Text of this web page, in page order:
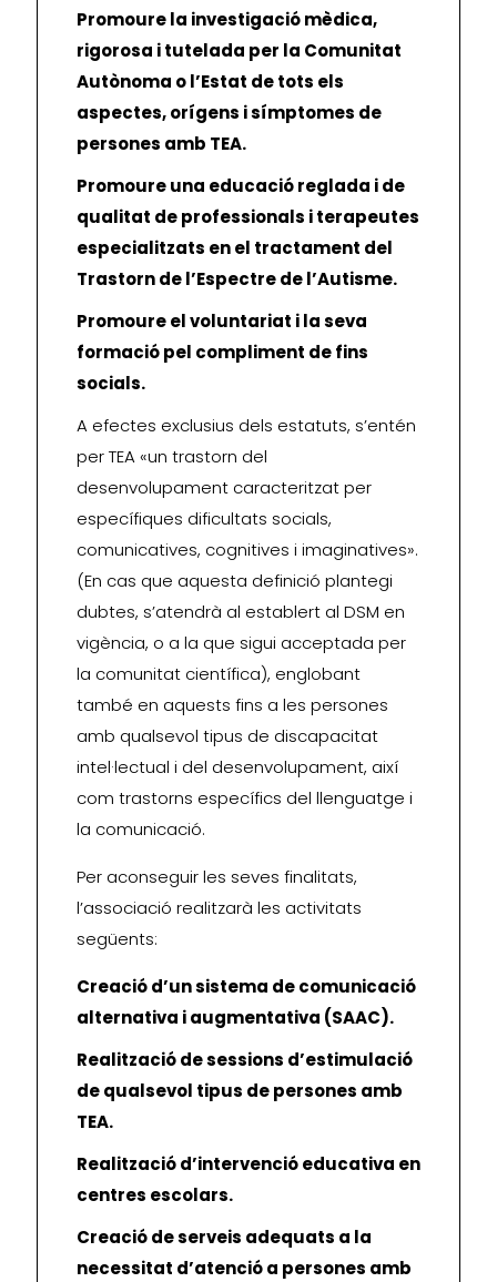
Promoure la investigació mèdica,
rigorosa i tutelada per la Comunitat
Autònoma o l’Estat de tots els
aspectes, orígens i símptomes de
persones amb TEA.
Promoure una educació reglada i de
qualitat de professionals i terapeutes
especialitzats en el tractament del
Trastorn de l’Espectre de l’Autisme.
Promoure el voluntariat i la seva
formació pel compliment de fins
socials.
A efectes exclusius dels estatuts, s’entén
per TEA «un trastorn del
desenvolupament caracteritzat per
específiques dificultats socials,
comunicatives, cognitives i imaginatives».
(En cas que aquesta definició plantegi
dubtes, s’atendrà al establert al DSM en
vigència, o a la que sigui acceptada per
la comunitat científica), englobant
també en aquests fins a les persones
amb qualsevol tipus de discapacitat
intel·lectual i del desenvolupament, així
com trastorns específics del llenguatge i
la comunicació.
Per aconseguir les seves finalitats,
l’associació realitzarà les activitats
següents:
Creació d’un sistema de comunicació
alternativa i augmentativa (SAAC).
Realització de sessions d’estimulació
de qualsevol tipus de persones amb
TEA.
Realització d’intervenció educativa en
centres escolars.
Creació de serveis adequats a la
necessitat d’atenció a persones amb